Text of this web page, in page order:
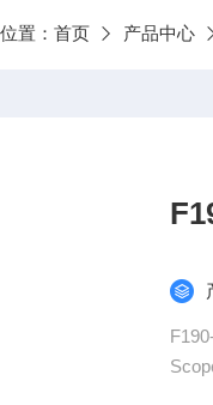
置：首页 产品中心